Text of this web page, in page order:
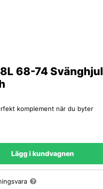
68-74 Svänghjul
komplement när du byter
Lägg i kundvagnen